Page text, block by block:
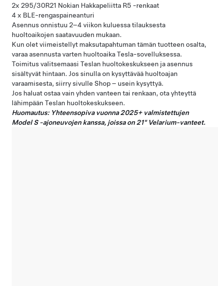
2x 295/30R21 Nokian Hakkapeliitta R5 -renkaat
4 x BLE-rengaspaineanturi
Asennus onnistuu 2–4 viikon kuluessa tilauksesta
huoltoaikojen saatavuuden mukaan.
Kun olet viimeistellyt maksutapahtuman tämän tuotteen osalta,
varaa asennusta varten huoltoaika Tesla-sovelluksessa.
Toimitus valitsemaasi Teslan huoltokeskukseen ja asennus
sisältyvät hintaan. Jos sinulla on kysyttävää huoltoajan
varaamisesta, siirry sivulle Shop – usein kysyttyä.
Jos haluat ostaa vain yhden vanteen tai renkaan, ota yhteyttä
lähimpään Teslan huoltokeskukseen.
Huomautus: Yhteensopiva vuonna 2025+ valmistettujen
Model S -ajoneuvojen kanssa, joissa on 21" Velarium-vanteet.